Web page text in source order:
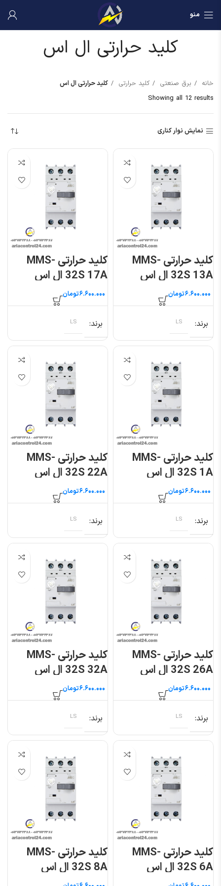
منو
کلید حرارتی ال اس
خانه برق صنعتی کلید حرارتی
کلید حرارتی ال اس
Showing all 12 results
نمایش نوار کناری
کلید حرارتی MMS-
32S 13A ال اس
تومان
برند LS
کلید حرارتی MMS-
32S 17A ال اس
تومان
برند LS
کلید حرارتی MMS-
32S 1A ال اس
تومان
برند LS
کلید حرارتی MMS-
32S 22A ال اس
تومان
برند LS
کلید حرارتی MMS-
32S 26A ال اس
تومان
برند LS
کلید حرارتی MMS-
32S 32A ال اس
تومان
برند LS
کلید حرارتی MMS-
32S 6A ال اس
کلید حرارتی MMS-
32S 8A ال اس